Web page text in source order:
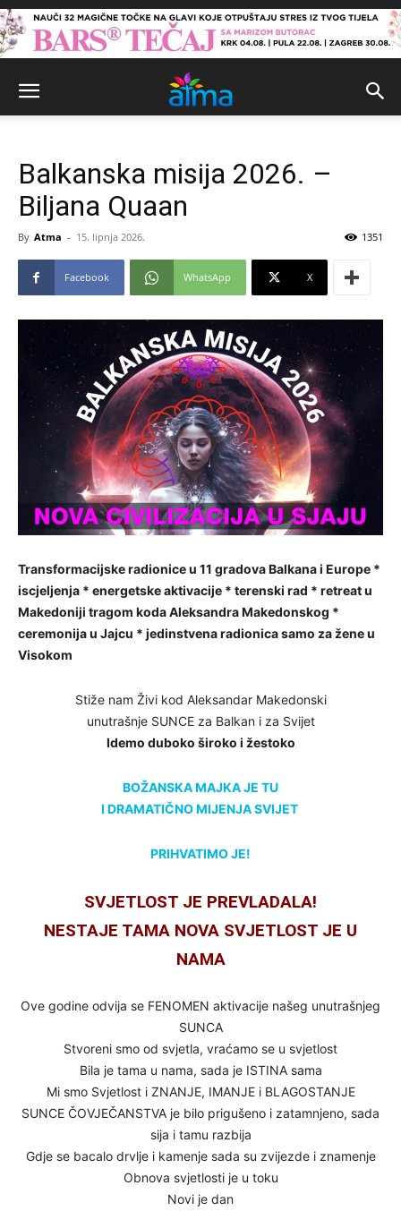
Balkanska misija 2026. –
Biljana Quaan
By Atma - 15. lipnja 2026. 1351
Facebook WhatsApp X
Transformacijske radionice u 11 gradova Balkana i Europe *
iscjeljenja * energetske aktivacije * terenski rad * retreat u
Makedoniji tragom koda Aleksandra Makedonskog *
ceremonija u Jajcu * jedinstvena radionica samo za žene u
Visokom
Stiže nam Živi kod Aleksandar Makedonski
unutrašnje SUNCE za Balkan i za Svijet
Idemo duboko široko i žestoko
BOŽANSKA MAJKA JE TU
I DRAMATIČNO MIJENJA SVIJET
PRIHVATIMO JE!
SVJETLOST JE PREVLADALA!
NESTAJE TAMA NOVA SVJETLOST JE U
NAMA
Ove godine odvija se FENOMEN aktivacije našeg unutrašnjeg
SUNCA
Stvoreni smo od svjetla, vraćamo se u svjetlost
Bila je tama u nama, sada je ISTINA sama
Mi smo Svjetlost i ZNANJE, IMANJE i BLAGOSTANJE
SUNCE ČOVJEČANSTVA je bilo prigušeno i zatamnjeno, sada
sija i tamu razbija
Gdje se bacalo drvlje i kamenje sada su zvijezde i znamenje
Obnova svjetlosti je u toku
Novi je dan